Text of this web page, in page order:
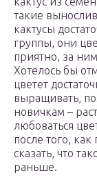
такие
кактусы
группы, они
приятно, за
Хотелось бы
цветет
выращивать,
новичкам –
любоваться
после того,
сказать, что
раньше.